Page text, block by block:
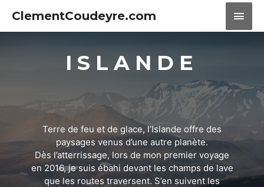
ClementCoudeyre.com
ISLANDE
Terre de feu et de glace, l’Islande offre des
paysages venus d’une autre planète.
Dès l’atterrissage, lors de mon premier voyage
en 2016, je suis ébahi devant les champs de lave
que les routes traversent. S’en suivent les